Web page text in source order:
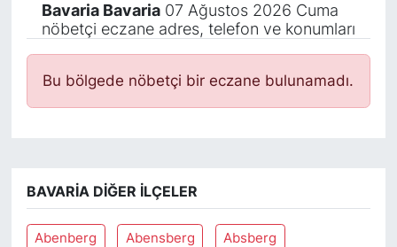
Bavaria Bavaria07 Ağustos 2026 Cuma
nöbetçi eczane adres, telefon ve konumları
Bu bölgede nöbetçi bir eczane bulunamadı.
BAVARIA DIĞER İLÇELER
Abenberg Abensberg Absberg